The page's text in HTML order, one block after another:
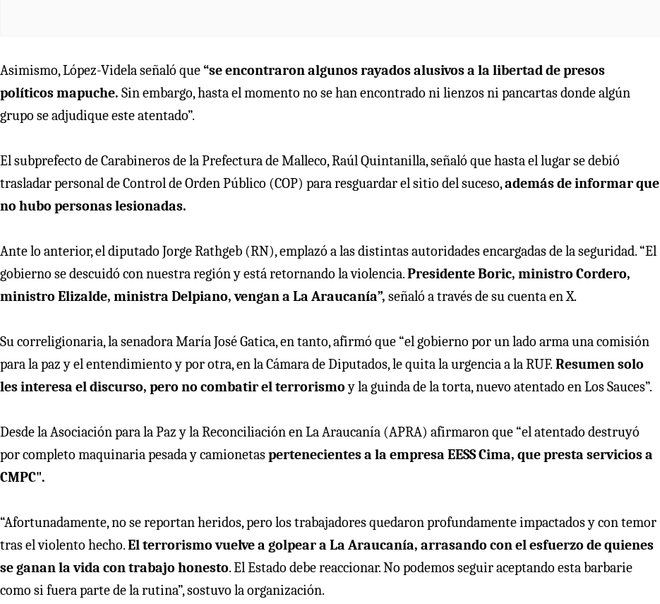
Asimismo, López-Videla señaló que“se encontraron algunos rayados alusivos a la libertad de presos
políticos mapuche. Sin embargo, hasta el momento no se han encontrado ni lienzos ni pancartas donde algún
grupo se adjudique este atentado”.
El subprefecto de Carabineros de la Prefectura de Malleco, Raúl Quintanilla, señaló que hasta el lugar se debió
trasladar personal de Control de Orden Público (COP) para resguardar el sitio del suceso,además de informar que
no hubo personas lesionadas.
Ante lo anterior, el diputado Jorge Rathgeb (RN), emplazó a las distintas autoridades encargadas de la seguridad. “El
gobierno se descuidó con nuestra región y está retornando la violencia.Presidente Boric, ministro Cordero,
ministro Elizalde, ministra Delpiano, vengan a La Araucanía”, señaló a través de su cuenta en X.
Su correligionaria, la senadora María José Gatica, en tanto, afirmó que “el gobierno por un lado arma una comisión
para la paz y el entendimiento y por otra, en la Cámara de Diputados, le quita la urgencia a la RUF. Resumen solo
les interesa el discurso, pero no combatir el terrorismoy la guinda de la torta, nuevo atentado en Los Sauces”.
Desde la Asociación para la Paz y la Reconciliación en La Araucanía (APRA) afirmaron que “el atentado destruyó
por completo maquinaria pesada y camionetaspertenecientes a la empresa EESS Cima, que presta servicios a
CMPC".
“Afortunadamente, no se reportan heridos, pero los trabajadores quedaron profundamente impactados y con temor
tras el violento hecho.El terrorismo vuelve a golpear a La Araucanía, arrasando con el esfuerzo de quienes
se ganan la vida con trabajo honesto. El Estado debe reaccionar. No podemos seguir aceptando esta barbarie
como si fuera parte de la rutina”, sostuvo la organización.